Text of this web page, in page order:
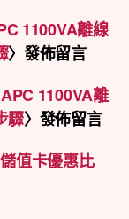
1100VA離線
〉發佈留言
1100VA離
驟〉發佈留言
值卡優惠比